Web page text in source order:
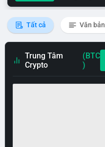
Tất cả Văn bản
Trung Tâm
Crypto
(BTC
)